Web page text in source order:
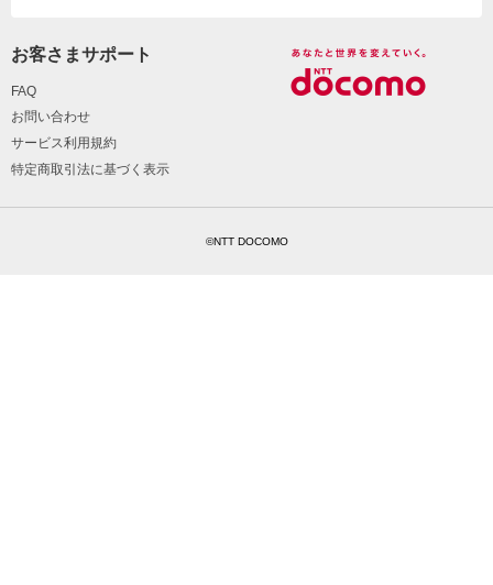
お客さまサポート
FAQ
お問い合わせ
サービス利用規約
特定商取引法に基づく表示
©NTT DOCOMO